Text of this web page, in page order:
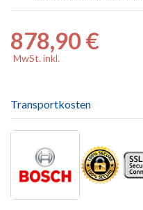
878,90 €
MwSt. inkl.
Transportkosten